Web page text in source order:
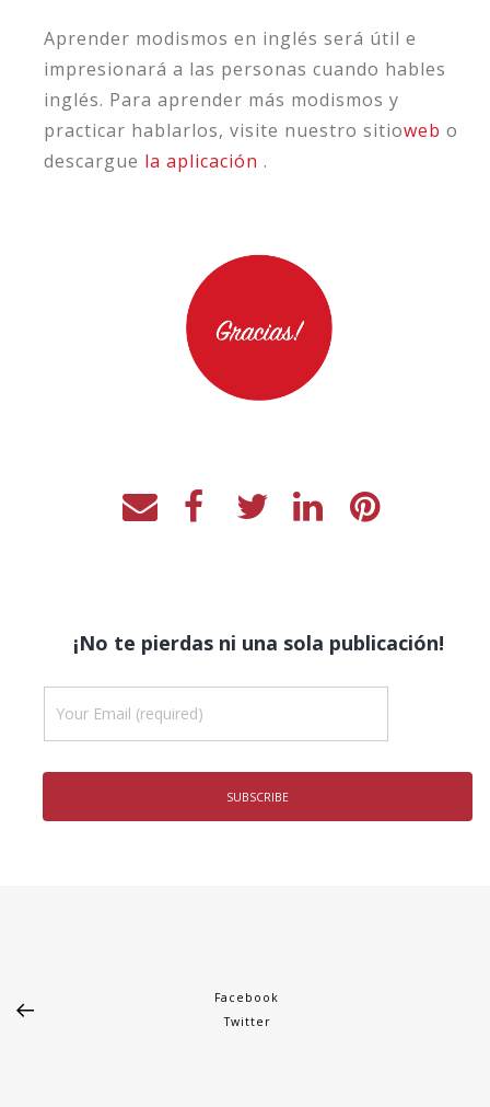
Aprender modismos en inglés será útil e
impresionará a las personas cuando hables
inglés. Para aprender más modismos y
practicar hablarlos, visite nuestro sitioweb o
descargue la aplicación .
¡No te pierdas ni una sola publicación!
Facebook
Twitter